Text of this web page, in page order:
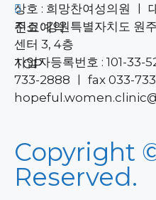
상호 : 희망찬여성의원 ㅣ
주소 : 강원특별자치도 원
센터 3, 4층
사업자등록번호 : 101-33-
733-2888 ㅣ fax 033-
진료예약
TOP
Copyright
Reserved.